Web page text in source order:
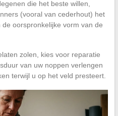
die het beste willen,
(vooral van cederhout) het
oorspronkelijke vorm van de
zolen, kies voor reparatie
van uw noppen verlengen
terwijl u op het veld presteert.